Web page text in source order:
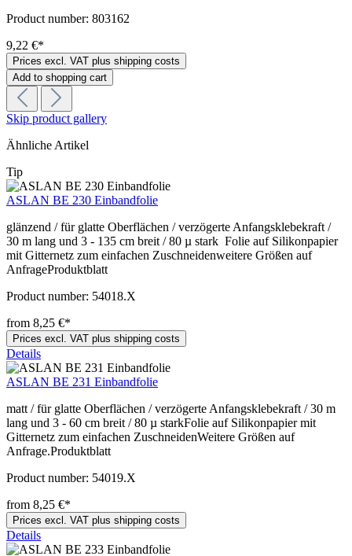
Product number: 803162
9,22 €*
Prices excl. VAT plus shipping costs
Add to shopping cart
Skip product gallery
Ähnliche Artikel
Tip
ASLAN BE 230 Einbandfolie
glänzend / für glatte Oberflächen / verzögerte Anfangsklebekraft /
30 m lang und 3 - 135 cm breit / 80 µ stark Folie auf Silikonpapier
mit Gitternetz zum einfachen Zuschneidenweitere Größen auf
AnfrageProduktblatt
Product number: 54018.X
from 8,25 €*
Prices excl. VAT plus shipping costs
Details
ASLAN BE 231 Einbandfolie
matt / für glatte Oberflächen / verzögerte Anfangsklebekraft / 30 m
lang und 3 - 60 cm breit / 80 µ starkFolie auf Silikonpapier mit
Gitternetz zum einfachen ZuschneidenWeitere Größen auf
Anfrage.Produktblatt
Product number: 54019.X
from 8,25 €*
Prices excl. VAT plus shipping costs
Details